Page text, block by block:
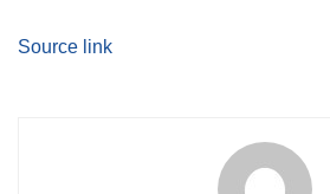
Source link